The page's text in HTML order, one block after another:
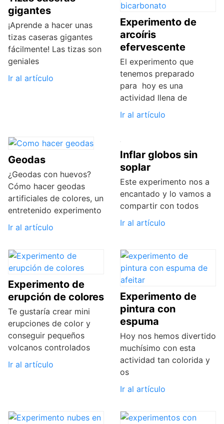
gigantes
¡Aprende a hacer unas
tizas caseras gigantes
fácilmente! Las tizas son
geniales
Ir al artículo
Experimento de
arcoíris
efervescente
El experimento que
tenemos preparado
para hoy es una
actividad llena de
Ir al artículo
Geodas
¿Geodas con huevos?
Cómo hacer geodas
artificiales de colores, un
entretenido experimento
Ir al artículo
Inflar globos sin
soplar
Este experimento nos a
encantado y lo vamos a
compartir con todos
Ir al artículo
Experimento de
erupción de colores
Te gustaría crear mini
erupciones de color y
conseguir pequeños
volcanos controlados
Ir al artículo
Experimento de
pintura con
espuma
Hoy nos hemos divertido
muchísimo con esta
actividad tan colorida y
os
Ir al artículo